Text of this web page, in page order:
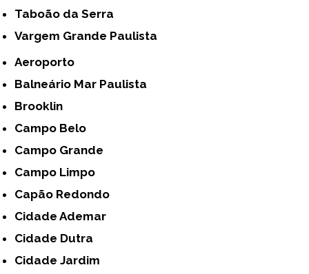
Taboão da Serra
Vargem Grande Paulista
Aeroporto
Balneário Mar Paulista
Brooklin
Campo Belo
Campo Grande
Campo Limpo
Capão Redondo
Cidade Ademar
Cidade Dutra
Cidade Jardim